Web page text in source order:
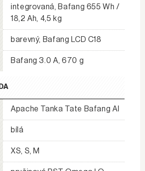
integrovaná, Bafang 655 Wh /
18,2 Ah, 4,5 kg
barevný, Bafang LCD C18
Bafang 3.0 A, 670 g
Apache Tanka Tate Bafang Al
bílá
XS, S, M